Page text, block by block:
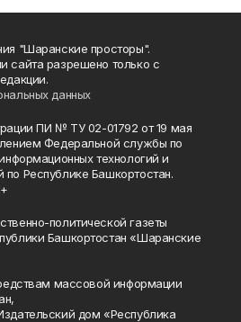
"Шаранские просторы".
сайта разрешено только с
данных
ПИ № ТУ 02-01792 от 19 мая
Федеральной службы по
технологий и
Республике Башкортостан.
политической газеты
Башкортостан «Шаранские
массовой информации
дом «Республика